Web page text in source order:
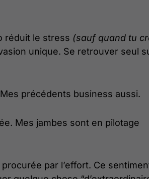
réduit le stress (sauf quand tu
unique. Se retrouver seul
précédents business aussi.
Mes jambes sont en pilotage
par l’effort. Ce